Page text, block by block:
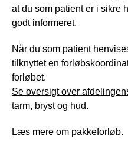
at du som patient er i sikre
godt informeret.
Når du som patient
tilknyttet en
forløbet.
Se oversigt over
tarm, bryst og hud.
Læs mere om pakkeforløb.